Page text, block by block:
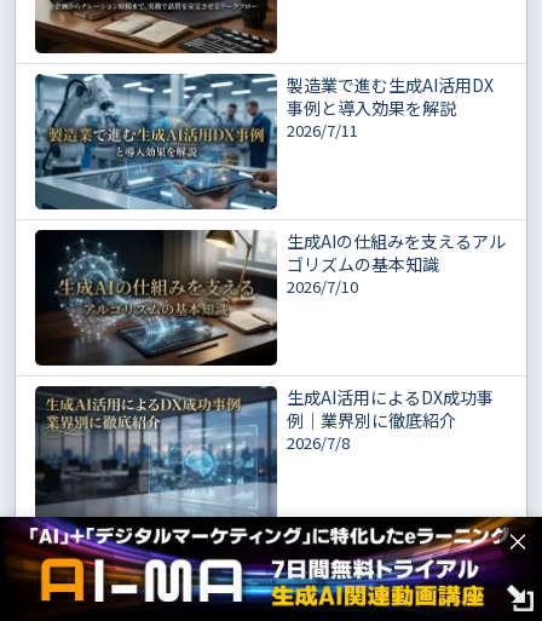
製造業で進む生成AI活用DX
事例と導入効果を解説
2026/7/11
生成AIの仕組みを支えるアル
ゴリズムの基本知識
2026/7/10
生成AI活用によるDX成功事
例｜業界別に徹底紹介
2026/7/8
金融業界の生成AI活用事例と
リスク対策を解説
2026/7/7
×